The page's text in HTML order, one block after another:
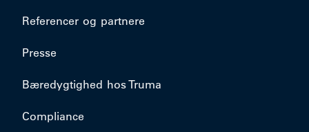
Referencer og partnere
Presse
Bæredygtighed hos Truma
Compliance